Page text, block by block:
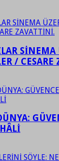
SİNEMA
/ CESARE